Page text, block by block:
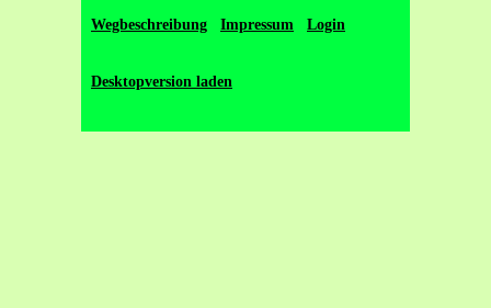
Wegbeschreibung Impressum Login
Desktopversion laden
Copyright © 2026 Mirko Bürkner. Alle Rechte